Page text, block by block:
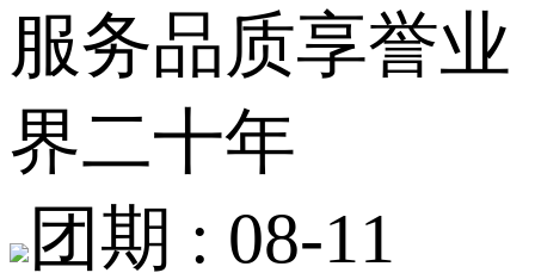
服务品质享誉业
界二十年
团期 : 08-11